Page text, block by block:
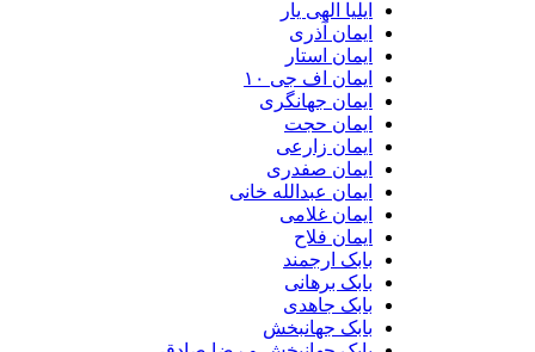
ایلیا الهی یار
ایمان آذری
ایمان استار
ایمان اف جی ۱۰
ایمان جهانگری
ایمان حجت
ایمان زارعی
ایمان صفدری
ایمان عبدالله خانی
ایمان غلامی
ایمان فلاح
بابک ارجمند
بابک برهانی
بابک جاهدی
بابک جهانبخش